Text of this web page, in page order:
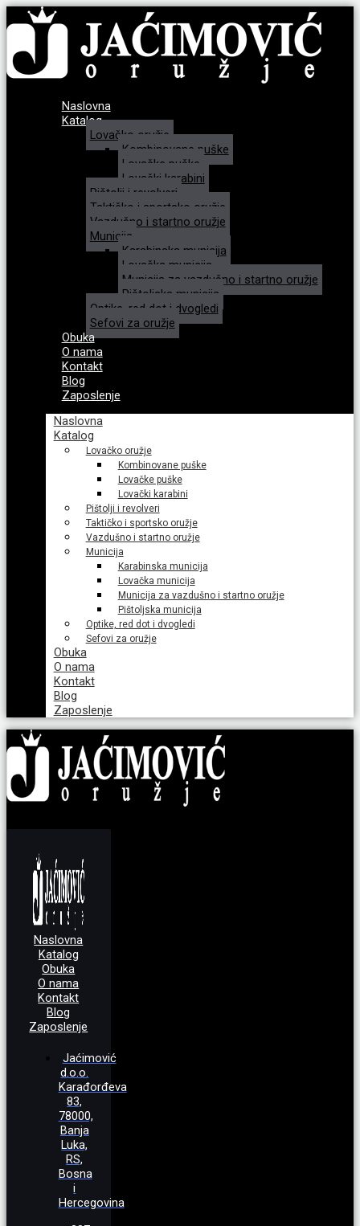
Naslovna
Katalog
Lovačko oružje
Kombinovane puške
Lovačke puške
Lovački karabini
Pištolji i revolveri
Taktičko i sportsko oružje
Vazdušno i startno oružje
Municija
Karabinska municija
Lovačka municija
Municija za vazdušno i startno oružje
Pištoljska municija
Optike, red dot i dvogledi
Sefovi za oružje
Obuka
O nama
Kontakt
Blog
Zaposlenje
Naslovna
Katalog
Lovačko oružje
Kombinovane puške
Lovačke puške
Lovački karabini
Pištolji i revolveri
Taktičko i sportsko oružje
Vazdušno i startno oružje
Municija
Karabinska municija
Lovačka municija
Municija za vazdušno i startno oružje
Pištoljska municija
Optike, red dot i dvogledi
Sefovi za oružje
Obuka
O nama
Kontakt
Blog
Zaposlenje
Naslovna
Katalog
Obuka
O nama
Kontakt
Blog
Zaposlenje
Jaćimović
d.o.o.
Karađorđeva
83,
78000,
Banja
Luka,
RS,
Bosna
i
Hercegovina